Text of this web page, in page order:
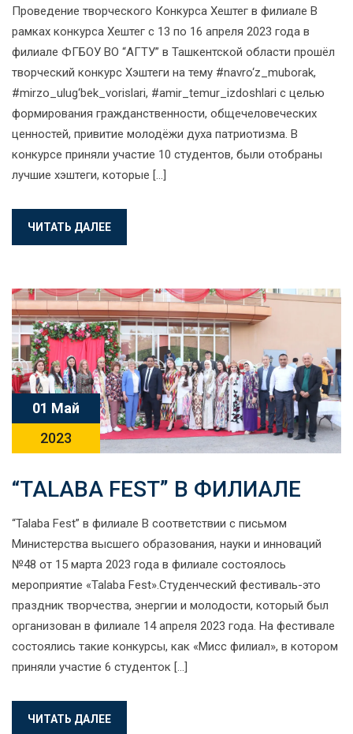
Проведение творческого Конкурса Хештег в филиале В
рамках конкурса Хештег с 13 по 16 апреля 2023 года в
филиале ФГБОУ ВО “АГТУ” в Ташкентской области прошёл
творческий конкурс Хэштеги на тему #navro‘z_muborak,
#mirzo_ulug‘bek_vorislari, #amir_temur_izdoshlari с целью
формирования гражданственности, общечеловеческих
ценностей, привитие молодёжи духа патриотизма. В
конкурсе приняли участие 10 студентов, были отобраны
лучшие хэштеги, которые […]
ЧИТАТЬ ДАЛЕЕ
01 Май
2023
“TALABA FEST” В ФИЛИАЛЕ
“Talaba Fest” в филиале В соответствии с письмом
Министерства высшего образования, науки и инноваций
№48 от 15 марта 2023 года в филиале состоялось
мероприятие «Talaba Fest».Студенческий фестиваль-это
праздник творчества, энергии и молодости, который был
организован в филиале 14 апреля 2023 года. На фестивале
состоялись такие конкурсы, как «Мисс филиал», в котором
приняли участие 6 студенток […]
ЧИТАТЬ ДАЛЕЕ